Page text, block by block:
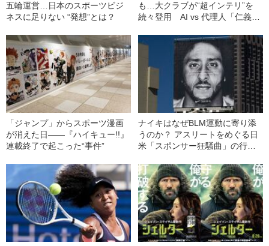
五輪運営…日本のスポーツビジ
ネスに足りない “発想”とは？
も…大クラブが“超インテリ”を
続々登用 AI vs 代理人「仁義な
「ジャンプ」からスポーツ漫画
が消えた日――『ハイキュー!!』
連載終了で起こった“事件”
ナイキはなぜBLM運動に寄り添
うのか？ アスリートをめぐる日
米「スポンサー狂騒曲」の行く